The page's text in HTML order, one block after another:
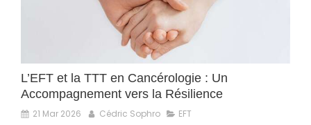
L’EFT et la TTT en Cancérologie : Un
Accompagnement vers la Résilience
21 Mar 2026 Cédric Sophro EFT